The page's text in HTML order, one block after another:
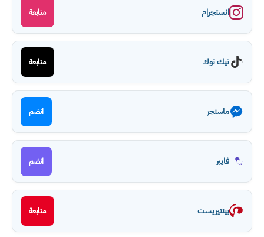
انستجرام متابعة
تيك توك متابعة
ماسنجر انضم
فايبر انضم
بينتيريست متابعة